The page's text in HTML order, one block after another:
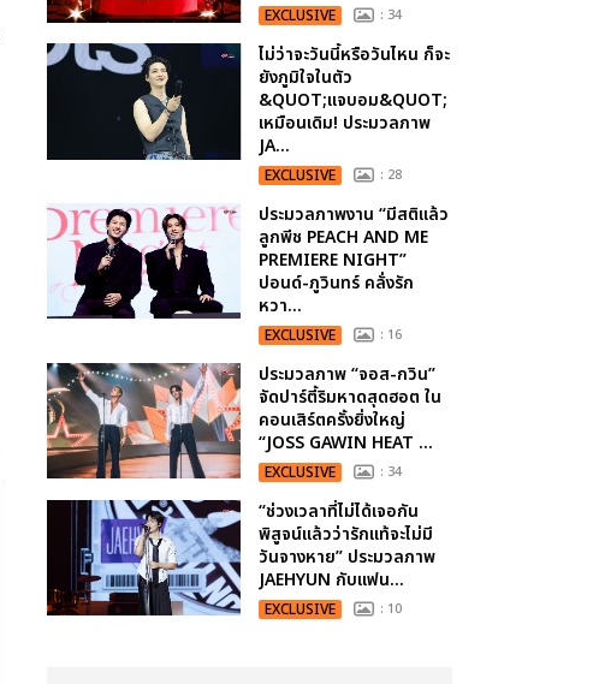
EXCLUSIVE : 34
ไม่ว่าจะวันนี้หรือวันไหน ก็จะ
ยังภูมิใจในตัว
&QUOT;แจบอม&QUOT;
เหมือนเดิม! ประมวลภาพ
JA...
EXCLUSIVE : 28
ประมวลภาพงาน “มีสติแล้ว
ลูกพีช PEACH AND ME
PREMIERE NIGHT”
ปอนด์-ภูวินทร์ คลั่งรัก
หวา...
EXCLUSIVE : 16
ประมวลภาพ “จอส-กวิน”
จัดปาร์ตี้ริมหาดสุดฮอต ใน
คอนเสิร์ตครั้งยิ่งใหญ่
“JOSS GAWIN HEAT ...
EXCLUSIVE : 34
“ช่วงเวลาที่ไม่ได้เจอกัน
พิสูจน์แล้วว่ารักแท้จะไม่มี
วันจางหาย” ประมวลภาพ
JAEHYUN กับแฟน...
EXCLUSIVE : 10